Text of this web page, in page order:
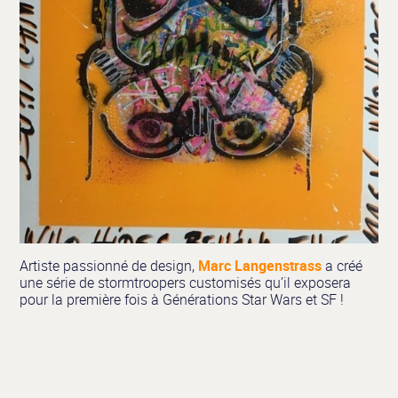
Artiste passionné de design, Marc Langenstrassa créé
une série de stormtroopers customisés qu’il exposera
pour la première fois à Générations Star Wars et SF !